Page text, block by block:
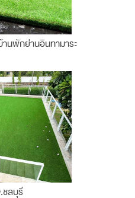
นพักย่านอินทามาระ
ชลบุรี